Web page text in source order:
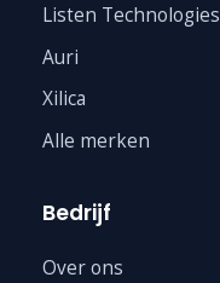
Listen Technologies
Auri
Xilica
Alle merken
Bedrijf
Over ons